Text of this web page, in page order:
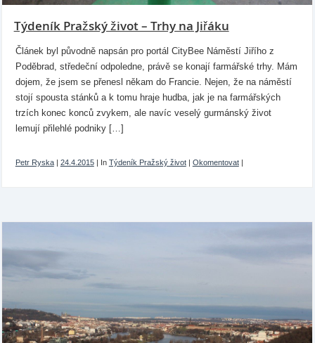
Týdeník Pražský život – Trhy na Jiřáku
Článek byl původně napsán pro portál CityBee Náměstí Jiřího z
Poděbrad, středeční odpoledne, právě se konají farmářské trhy. Mám
dojem, že jsem se přenesl někam do Francie. Nejen, že na náměstí
stojí spousta stánků a k tomu hraje hudba, jak je na farmářských
trzích konec konců zvykem, ale navíc veselý gurmánský život
lemují přilehlé podniky […]
Petr Ryska| 24.4.2015| In Týdeník Pražský život| Okomentovat|